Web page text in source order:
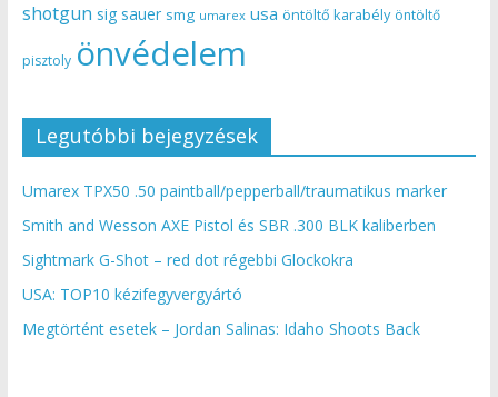
shotgun sig sauer smg umarex usa öntöltő karabély öntöltő
pisztoly önvédelem
Legutóbbi bejegyzések
Umarex TPX50 .50 paintball/pepperball/traumatikus marker
Smith and Wesson AXE Pistol és SBR .300 BLK kaliberben
Sightmark G-Shot – red dot régebbi Glockokra
USA: TOP10 kézifegyvergyártó
Megtörtént esetek – Jordan Salinas: Idaho Shoots Back